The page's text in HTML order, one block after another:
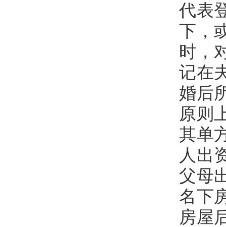
代表
下，
时，
记在
婚后
原则
其单
人出
父母
名下
房屋